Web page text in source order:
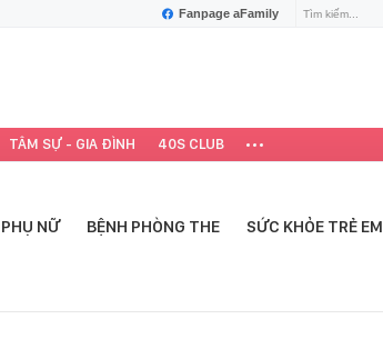
Fanpage aFamily
TÂM SỰ - GIA ĐÌNH 40S CLUB
NỮ BỆNH PHÒNG THE SỨC KHỎE TRẺ EM